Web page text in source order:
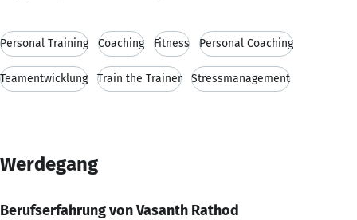
Personal Training Coaching Fitness Personal Coaching
Teamentwicklung Train the Trainer Stressmanagement
Werdegang
Berufserfahrung von Vasanth Rathod